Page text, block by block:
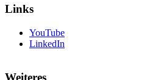
Links
YouTube
LinkedIn
Weiteres